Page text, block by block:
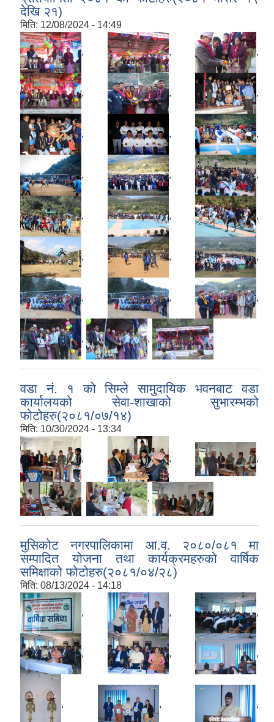
देखि २१)
मिति: 12/08/2024 - 14:49
, , ,
, , ,
, , ,
, , ,
, , ,
, , ,
, , ,
, ,
वडा नं. १ को सिम्ले सामुदायिक भवनबाट वडा
कार्यालयको सेवा-शाखाको सुभारम्भको
फोटोहरु(२०८१/०७/१४)
मिति: 10/30/2024 - 13:34
, , ,
, ,
मुसिकोट नगरपालिकामा आ.व. २०८०/०८१ मा
सम्पादित योजना तथा कार्यक्रमहरुको वार्षिक
समिक्षाको फोटोहरु(२०८१/०४/२८)
मिति: 08/13/2024 - 14:18
, , ,
, , ,
, , ,